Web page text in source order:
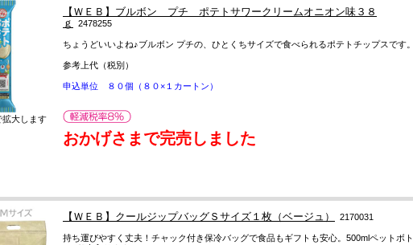
拡大します
【ＷＥＢ】ブルボン プチ ポテトサワークリームオニオン味３８
ｇ
2478255
ちょうどいいよね♪ブルボン プチの、ひとくちサイズで食べられるポテトチップスです。
参考上代（税別）
申込単位 ８０個（８０×１カートン）
おかげさまで完売しました
【ＷＥＢ】クールジップバッグＳサイズ１枚（ベージュ） 2170031
持ち運びやすく丈夫！チャック付き保冷バッグで食品もギフトも安心。500mlペットボト